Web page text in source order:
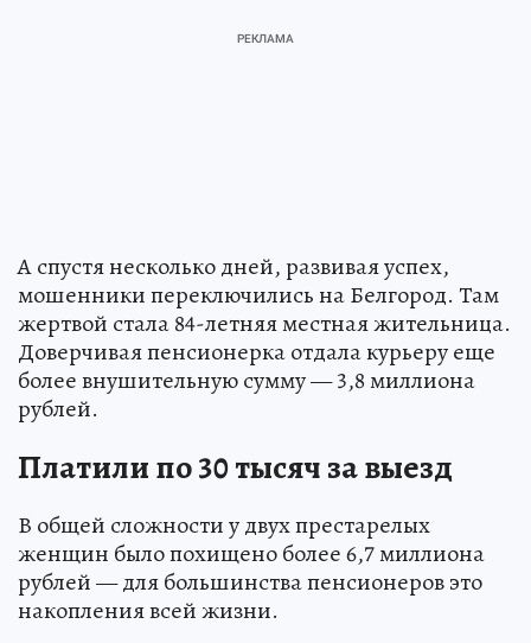
А спустя несколько дней, развивая успех,
мошенники переключились на Белгород. Там
жертвой стала 84-летняя местная жительница.
Доверчивая пенсионерка отдала курьеру еще
более внушительную сумму — 3,8 миллиона
рублей.
Платили по 30 тысяч за выезд
В общей сложности у двух престарелых
женщин было похищено более 6,7 миллиона
рублей — для большинства пенсионеров это
накопления всей жизни.